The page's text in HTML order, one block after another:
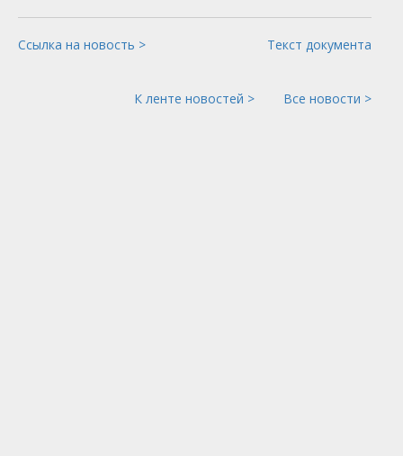
Ссылка на новость > Текст документа
К ленте новостей > Все новости >